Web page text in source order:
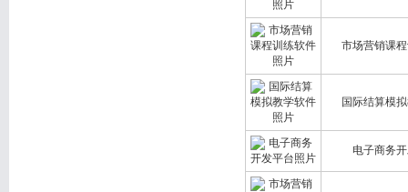
市场营销课
国际结算模
电子商务